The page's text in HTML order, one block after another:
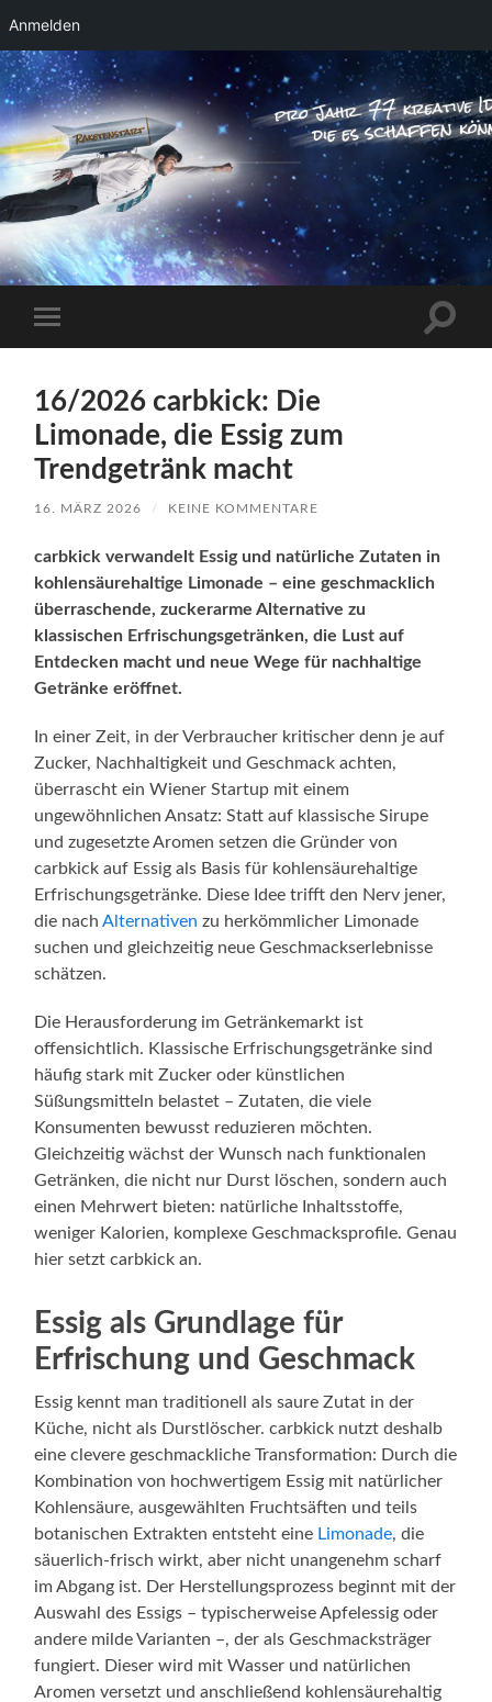
Anmelden
RAKETENSTART
Pro Jahr 77 kreative Ideen, die es schaffen
können ...
Menü
16/2026 carbkick: Die
Limonade, die Essig zum
Trendgetränk macht
16. MÄRZ 2026 / KEINE KOMMENTARE
carbkick verwandelt Essig und natürliche Zutaten in
kohlensäurehaltige Limonade – eine geschmacklich
überraschende, zuckerarme Alternative zu
klassischen Erfrischungsgetränken, die Lust auf
Entdecken macht und neue Wege für nachhaltige
Getränke eröffnet.
In einer Zeit, in der Verbraucher kritischer denn je auf
Zucker, Nachhaltigkeit und Geschmack achten,
überrascht ein Wiener Startup mit einem
ungewöhnlichen Ansatz: Statt auf klassische Sirupe
und zugesetzte Aromen setzen die Gründer von
carbkick auf Essig als Basis für kohlensäurehaltige
Erfrischungsgetränke. Diese Idee trifft den Nerv jener,
die nachAlternativen zu herkömmlicher Limonade
suchen und gleichzeitig neue Geschmackserlebnisse
schätzen.
Die Herausforderung im Getränkemarkt ist
offensichtlich. Klassische Erfrischungsgetränke sind
häufig stark mit Zucker oder künstlichen
Süßungsmitteln belastet – Zutaten, die viele
Konsumenten bewusst reduzieren möchten.
Gleichzeitig wächst der Wunsch nach funktionalen
Getränken, die nicht nur Durst löschen, sondern auch
einen Mehrwert bieten: natürliche Inhaltsstoffe,
weniger Kalorien, komplexe Geschmacksprofile. Genau
hier setzt carbkick an.
Essig als Grundlage für
Erfrischung und Geschmack
Essig kennt man traditionell als saure Zutat in der
Küche, nicht als Durstlöscher. carbkick nutzt deshalb
eine clevere geschmackliche Transformation: Durch die
Kombination von hochwertigem Essig mit natürlicher
Kohlensäure, ausgewählten Fruchtsäften und teils
botanischen Extrakten entsteht eine Limonade, die
säuerlich-frisch wirkt, aber nicht unangenehm scharf
im Abgang ist. Der Herstellungsprozess beginnt mit der
Auswahl des Essigs – typischerweise Apfelessig oder
andere milde Varianten –, der als Geschmacksträger
fungiert. Dieser wird mit Wasser und natürlichen
Aromen versetzt und anschließend kohlensäurehaltig